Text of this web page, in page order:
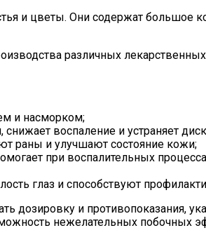
и цветы. Они содержат большое
различных
и насморком;
воспаление и устраняет
раны и улучшают состояние кожи;
при воспалительных
глаз и способствуют
дозировку и противопоказания,
нежелательных побочных